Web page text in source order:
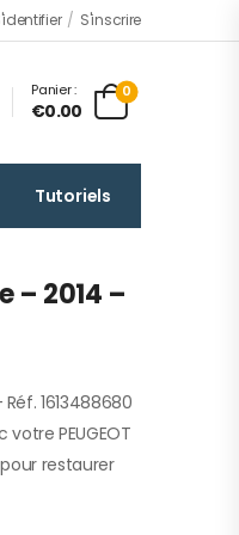
/ S'inscrire
Panier :
€0.00
0
Tutoriels
– 2014 –
Réf. 1613488680
PEUGEOT
restaurer